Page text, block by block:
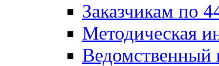
Заказчикам по
Методическая
Ведомственный